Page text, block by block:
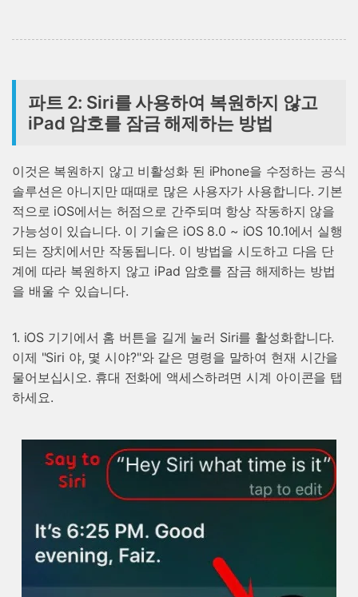
파트 2: Siri를 사용하여 복원하지 않고
iPad 암호를 잠금 해제하는 방법
이것은 복원하지 않고 비활성화 된 iPhone을 수정하는 공식
솔루션은 아니지만 때때로 많은 사용자가 사용합니다. 기본
적으로 iOS에서는 허점으로 간주되며 항상 작동하지 않을
가능성이 있습니다. 이 기술은 iOS 8.0 ~ iOS 10.1에서 실행
되는 장치에서만 작동됩니다. 이 방법을 시도하고 다음 단
계에 따라 복원하지 않고 iPad 암호를 잠금 해제하는 방법
을 배울 수 있습니다.
1. iOS 기기에서 홈 버튼을 길게 눌러 Siri를 활성화합니다.
이제 "Siri 야, 몇 시야?"와 같은 명령을 말하여 현재 시간을
물어보십시오. 휴대 전화에 액세스하려면 시계 아이콘을 탭
하세요.